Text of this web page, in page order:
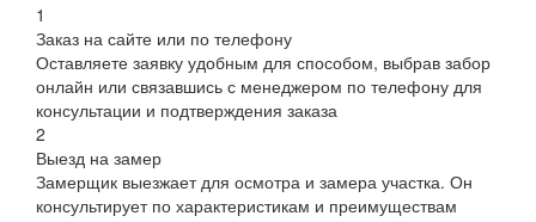
1
Заказ на сайте или по телефону
Оставляете заявку удобным для способом, выбрав забор
онлайн или связавшись с менеджером по телефону для
консультации и подтверждения заказа
2
Выезд на замер
Замерщик выезжает для осмотра и замера участка. Он
консультирует по характеристикам и преимуществам